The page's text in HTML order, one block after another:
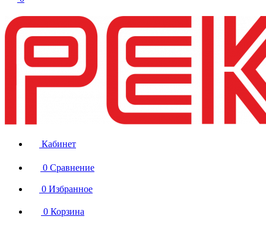
Кабинет
0 Сравнение
0 Избранное
0 Корзина